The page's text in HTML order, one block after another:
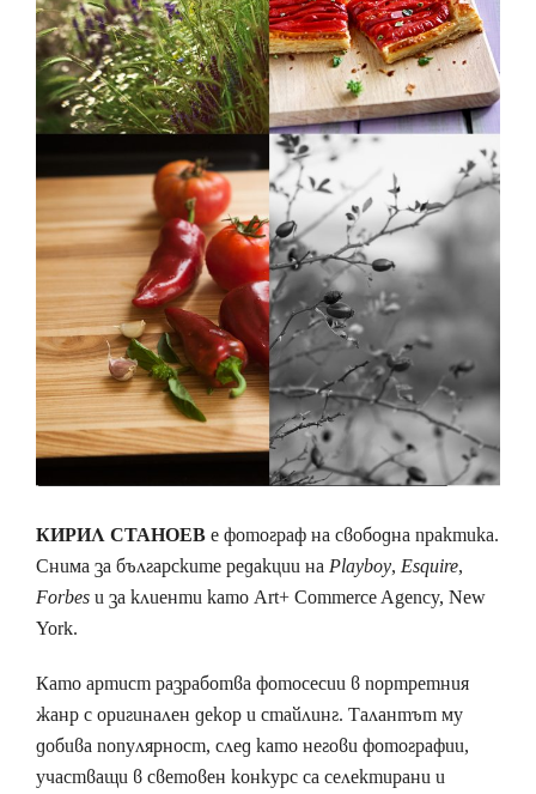
КИРИЛ СТАНОЕВе фотограф на свободна практика.
Снима за българските редакции наPlayboy, Esquire,
Forbesи за клиенти като Art+ Commerce Agency, New
York.
Като артист разработва фотосесии в портретния
жанр с оригинален декор и стайлинг. Талантът му
добива популярност, след като негови фотографии,
участващи в световен конкурс са селектирани и